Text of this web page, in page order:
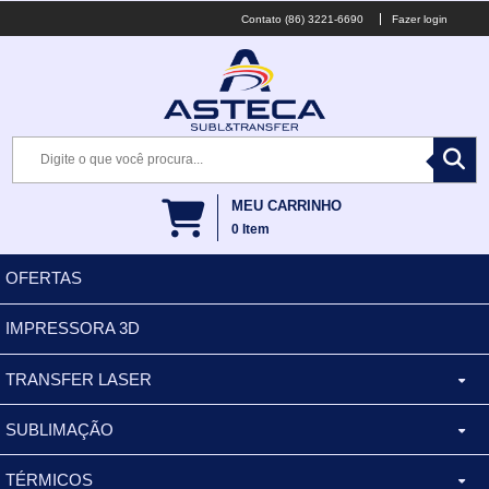
(86) 3221-6690 Fazer login
MEU CARRINHO
0 Item
OFERTAS
IMPRESSORA 3D
TRANSFER LASER
CANECA ALUMINIO
BALDES
SUBLIMAÇÃO
XÍCARA
TÉRMICOS